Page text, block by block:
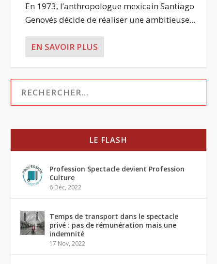
En 1973, l’anthropologue mexicain Santiago
Genovés décide de réaliser une ambitieuse...
EN SAVOIR PLUS
LE FLASH
Profession Spectacle devient Profession
Culture
6 Déc, 2022
Temps de transport dans le spectacle
privé : pas de rémunération mais une
indemnité
17 Nov, 2022